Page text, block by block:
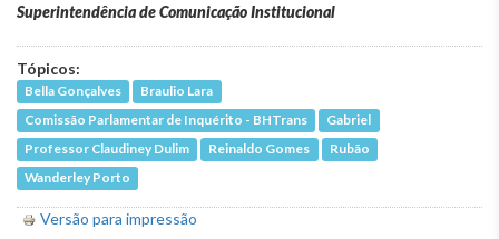
Superintendência de Comunicação Institucional
Tópicos:
Bella Gonçalves
Braulio Lara
Comissão Parlamentar de Inquérito - BHTrans
Gabriel
Professor Claudiney Dulim
Reinaldo Gomes
Rubão
Wanderley Porto
Versão para impressão